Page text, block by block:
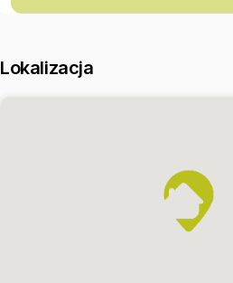
ZAPRASZAM NA BEZPŁATNĄ PREZENTACJĘ
Przy zakupie otrzymasz wsparcie w
nieruchomości.
Specjalista ds. Sprzedaży Nieruchomości
Agencja UNITED Nieruchomości | ul.
Lokalizacja